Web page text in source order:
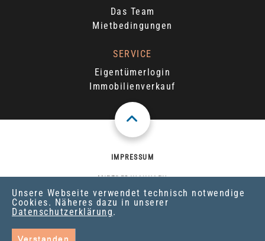
Unsere Webseite verwendet technisch notwendige
Cookies. Näheres dazu in unserer
Datenschutzerklärung.
Verstanden
Das Team
Mietbedingungen
SERVICE
Eigentümerlogin
Immobilienverkauf
IMPRESSUM
MIETBEDINGUNGEN
DATENSCHUTZ